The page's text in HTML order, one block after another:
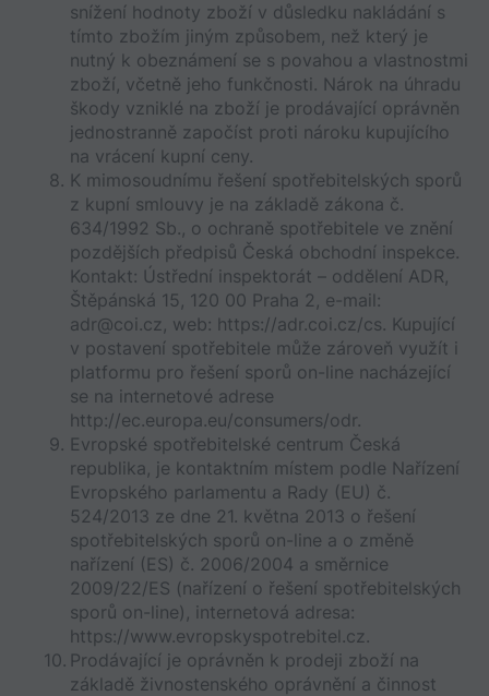
snížení hodnoty zboží v důsledku nakládání s
tímto zbožím jiným způsobem, než který je
nutný k obeznámení se s povahou a vlastnostmi
zboží, včetně jeho funkčnosti. Nárok na úhradu
škody vzniklé na zboží je prodávající oprávněn
jednostranně započíst proti nároku kupujícího
na vrácení kupní ceny.
K mimosoudnímu řešení spotřebitelských sporů
z kupní smlouvy je na základě zákona č.
634/1992 Sb., o ochraně spotřebitele ve znění
pozdějších předpisů Česká obchodní inspekce.
Kontakt: Ústřední inspektorát – oddělení ADR,
Štěpánská 15, 120 00 Praha 2, e-mail:
adr@coi.cz, web: https://adr.coi.cz/cs. Kupující
v postavení spotřebitele může zároveň využít i
platformu pro řešení sporů on-line nacházející
se na internetové adrese
http://ec.europa.eu/consumers/odr.
Evropské spotřebitelské centrum Česká
republika, je kontaktním místem podle Nařízení
Evropského parlamentu a Rady (EU) č.
524/2013 ze dne 21. května 2013 o řešení
spotřebitelských sporů on-line a o změně
nařízení (ES) č. 2006/2004 a směrnice
2009/22/ES (nařízení o řešení spotřebitelských
sporů on-line), internetová adresa:
https://www.evropskyspotrebitel.cz.
Prodávající je oprávněn k prodeji zboží na
základě živnostenského oprávnění a činnost